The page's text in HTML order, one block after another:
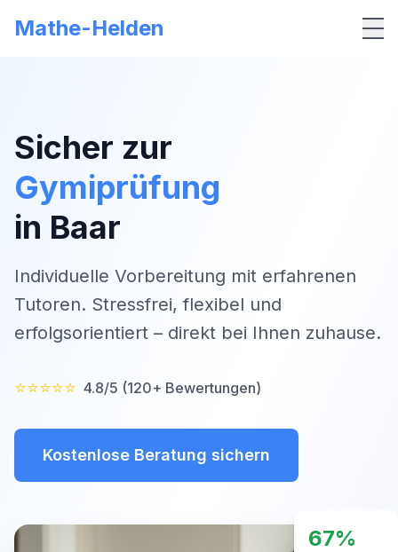
Mathe-Helden
Sicher zur
Gymiprüfung
in Baar
Individuelle Vorbereitung mit erfahrenen
Tutoren. Stressfrei, flexibel und
erfolgsorientiert – direkt bei Ihnen zuhause.
⭐⭐⭐⭐⭐ 4.8/5 (120+ Bewertungen)
Kostenlose Beratung sichern
67%